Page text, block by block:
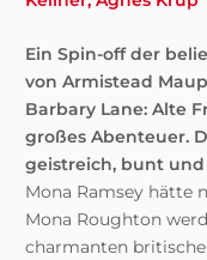
Ein Spin-off der
von Armistead
Barbary Lane: Alte
großes Abenteuer.
geistreich, bunt
Mona Ramsey hätte
Mona Roughton
charmanten